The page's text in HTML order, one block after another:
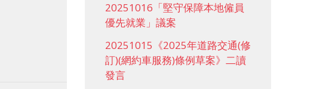
20251016「堅守保障本地僱員
優先就業」議案
20251015《2025年道路交通(修
訂)(網約車服務)條例草案》二讀
發言